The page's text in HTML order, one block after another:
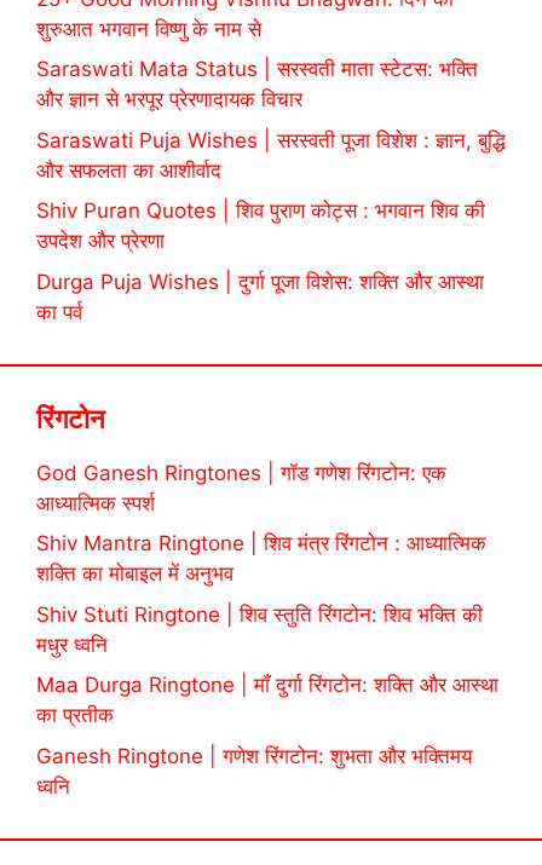
शुरुआत भगवान विष्णु के नाम से
Saraswati Mata Status | सरस्वती माता स्टेटस: भक्ति
और ज्ञान से भरपूर प्रेरणादायक विचार
Saraswati Puja Wishes | सरस्वती पूजा विशेश : ज्ञान, बुद्धि
और सफलता का आशीर्वाद
Shiv Puran Quotes | शिव पुराण कोट्स : भगवान शिव की
उपदेश और प्रेरणा
Durga Puja Wishes | दुर्गा पूजा विशेस: शक्ति और आस्था
का पर्व
रिंगटोन
God Ganesh Ringtones | गॉड गणेश रिंगटोन: एक
आध्यात्मिक स्पर्श
Shiv Mantra Ringtone | शिव मंत्र रिंगटोन : आध्यात्मिक
शक्ति का मोबाइल में अनुभव
Shiv Stuti Ringtone | शिव स्तुति रिंगटोन: शिव भक्ति की
मधुर ध्वनि
Maa Durga Ringtone | माँ दुर्गा रिंगटोन: शक्ति और आस्था
का प्रतीक
Ganesh Ringtone | गणेश रिंगटोन: शुभता और भक्तिमय
ध्वनि